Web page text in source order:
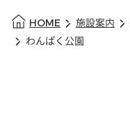
HOME 施設案内
わんぱく公園